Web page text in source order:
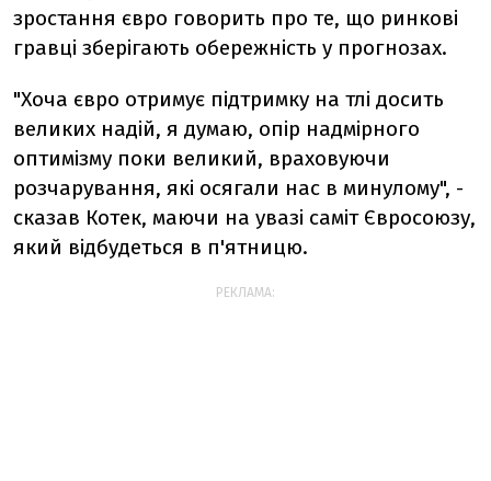
зростання євро говорить про те, що ринкові
гравці зберігають обережність у прогнозах.
"Хоча євро отримує підтримку на тлі досить
великих надій, я думаю, опір надмірного
оптимізму поки великий, враховуючи
розчарування, які осягали нас в минулому", -
сказав Котек, маючи на увазі саміт Євросоюзу,
який відбудеться в п'ятницю.
РЕКЛАМА: